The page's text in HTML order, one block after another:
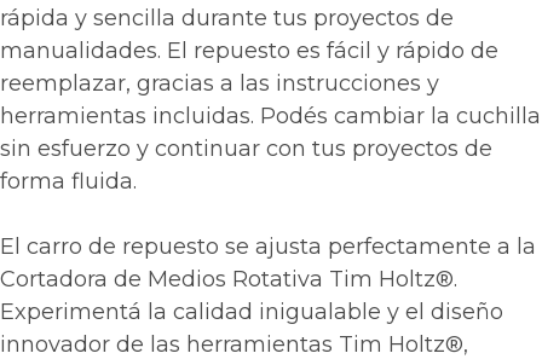
rápida y sencilla durante tus proyectos de
manualidades. El repuesto es fácil y rápido de
reemplazar, gracias a las instrucciones y
herramientas incluidas. Podés cambiar la cuchilla
sin esfuerzo y continuar con tus proyectos de
forma fluida.
El carro de repuesto se ajusta perfectamente a la
Cortadora de Medios Rotativa Tim Holtz®.
Experimentá la calidad inigualable y el diseño
innovador de las herramientas Tim Holtz®,